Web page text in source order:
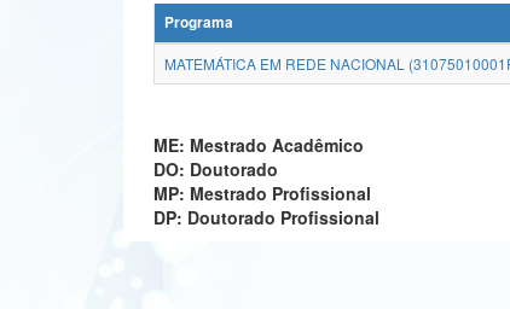
Programa
MATEMÁTICA EM REDE NACIONAL
ME: Mestrado Acadêmico
DO: Doutorado
MP: Mestrado Profissional
DP: Doutorado Profissional